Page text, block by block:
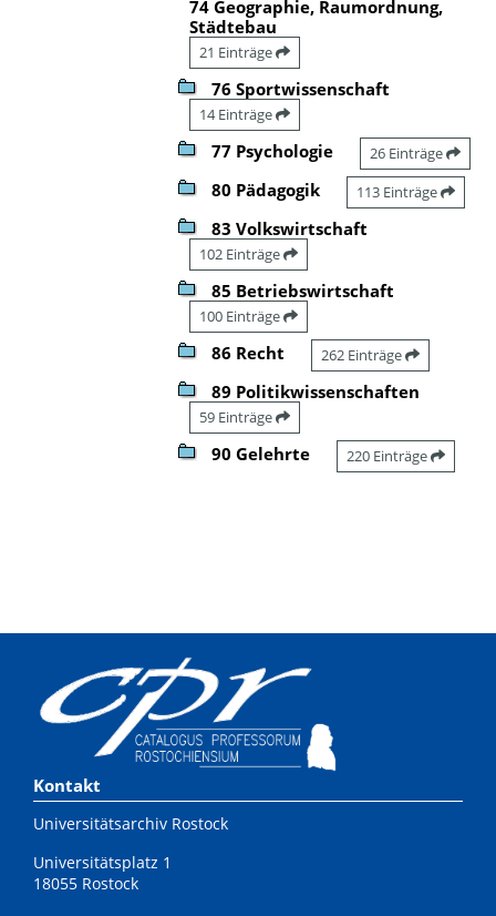
74 Geographie, Raumordnung,
Städtebau
21 Einträge
76 Sportwissenschaft
14 Einträge
77 Psychologie 26 Einträge
80 Pädagogik 113 Einträge
83 Volkswirtschaft
102 Einträge
85 Betriebswirtschaft
100 Einträge
86 Recht 262 Einträge
89 Politikwissenschaften
59 Einträge
90 Gelehrte 220 Einträge
Kontakt
Universitätsarchiv Rostock
Universitätsplatz 1
18055 Rostock